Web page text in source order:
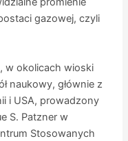
gazowej, czyli
w okolicach wioski
naukowy, głównie z
i USA, prowadzony
S. Patzner w
Stosowanych